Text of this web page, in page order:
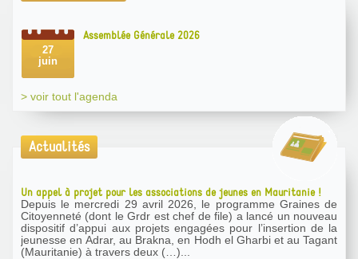
27
juin
Assemblée Générale 2026
> voir tout l'agenda
Actualités
Un appel à projet pour les associations de jeunes en Mauritanie !
Depuis le mercredi 29 avril 2026, le programme Graines de
Citoyenneté (dont le Grdr est chef de file) a lancé un nouveau
dispositif d’appui aux projets engagées pour l’insertion de la
jeunesse en Adrar, au Brakna, en Hodh el Gharbi et au Tagant
(Mauritanie) à travers deux (…)...